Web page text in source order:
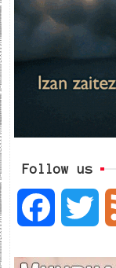
Follow us